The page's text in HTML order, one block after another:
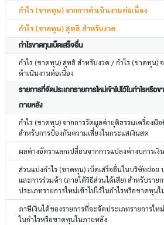
กำไร (ขาดทุน) จากการดำเนินงานต่อเนื่อง
กำไร (ขาดทุน) สุทธิ สำหรับงวด
กำไรขาดทุนเบ็ดเสร็จอื่น
กำไร (ขาดทุน) สุทธิ สำหรับงวด / กำไร (ขาดทุน)
ดำเนินงานต่อเนื่อง
รายการที่จัดประเภทรายการใหม่เข้าไปไว้ในกำไรหรือข
ภายหลัง
กำไร (ขาดทุน) จากการวัดมูลค่ายุติธรรมเครื่องมือ
สำหรับการป้องกันความเสี่ยงในกระแสเงินสด
ผลต่างอัตราแลกเปลี่ยนจากการแปลงค่างบการเงิน
ส่วนแบ่งกำไร (ขาดทุน) เบ็ดเสร็จอื่นในบริษัทย่อย
และการร่วมค้า (ภายใต้วิธีส่วนได้เสีย) สำหรับราย
ประเภทรายการใหม่เข้าไปไว้ในกำไรหรือขาดทุน
ภาษีเงินได้ของรายการที่จะจัดประเภทรายการใหม่
ในกำไรหรือขาดทุนในภายหลัง